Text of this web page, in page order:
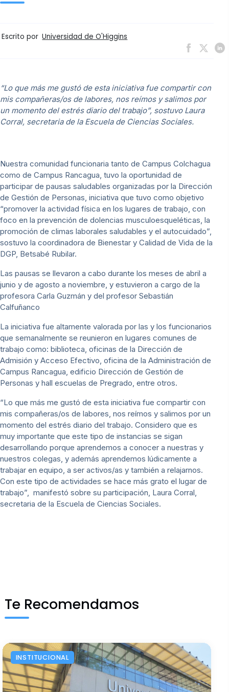
Escrito por Universidad de O'Higgins
“Lo que más me gustó de esta iniciativa fue compartir con
mis compañeras/os de labores, nos reímos y salimos por
un momento del estrés diario del trabajo”, sostuvo Laura
Corral, secretaria de la Escuela de Ciencias Sociales.
Nuestra comunidad funcionaria tanto de Campus Colchagua
como de Campus Rancagua, tuvo la oportunidad de
participar de pausas saludables organizadas por la Dirección
de Gestión de Personas, iniciativa que tuvo como objetivo
“promover la actividad física en los lugares de trabajo, con
foco en la prevención de dolencias musculoesqueléticas, la
promoción de climas laborales saludables y el autocuidado”,
sostuvo la coordinadora de Bienestar y Calidad de Vida de la
DGP, Betsabé Rubilar.
Las pausas se llevaron a cabo durante los meses de abril a
junio y de agosto a noviembre, y estuvieron a cargo de la
profesora Carla Guzmán y del profesor Sebastián
Calfuñanco
La iniciativa fue altamente valorada por las y los funcionarios
que semanalmente se reunieron en lugares comunes de
trabajo como: biblioteca, oficinas de la Dirección de
Admisión y Acceso Efectivo, oficina de la Administración de
Campus Rancagua, edificio Dirección de Gestión de
Personas y hall escuelas de Pregrado, entre otros.
“Lo que más me gustó de esta iniciativa fue compartir con
mis compañeras/os de labores, nos reímos y salimos por un
momento del estrés diario del trabajo. Considero que es
muy importante que este tipo de instancias se sigan
desarrollando porque aprendemos a conocer a nuestras y
nuestros colegas, y además aprendemos lúdicamente a
trabajar en equipo, a ser activos/as y también a relajarnos.
Con este tipo de actividades se hace más grato el lugar de
trabajo”, manifestó sobre su participación, Laura Corral,
secretaria de la Escuela de Ciencias Sociales.
Te Recomendamos
INSTITUCIONAL